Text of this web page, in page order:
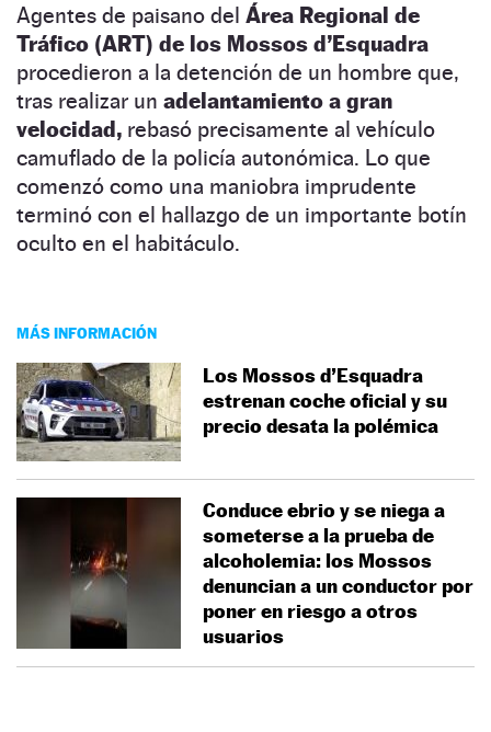
Agentes de paisano del Área Regional de
Tráfico (ART) de los Mossos d’Esquadra
procedieron a la detención de un hombre que,
tras realizar un adelantamiento a gran
velocidad, rebasó precisamente al vehículo
camuflado de la policía autonómica. Lo que
comenzó como una maniobra imprudente
terminó con el hallazgo de un importante botín
oculto en el habitáculo.
MÁS INFORMACIÓN
Los Mossos d’Esquadra
estrenan coche oficial y su
precio desata la polémica
Conduce ebrio y se niega a
someterse a la prueba de
alcoholemia: los Mossos
denuncian a un conductor por
poner en riesgo a otros
usuarios